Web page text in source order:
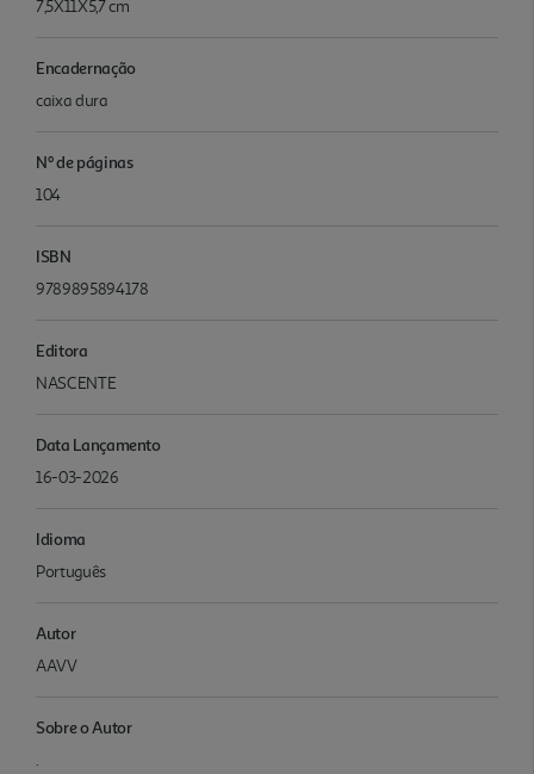
7,5X11X5,7 cm
Encadernação
caixa dura
Nº de páginas
104
ISBN
9789895894178
Editora
NASCENTE
Data Lançamento
16-03-2026
Idioma
Português
Autor
AAVV
Sobre o Autor
.